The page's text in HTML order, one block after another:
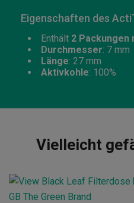
Eigenschaften des
Enthält 2 Packungen
Durchmesser: 7 mm
Länge: 27 mm
Aktivkohle: 100%
Vielleicht